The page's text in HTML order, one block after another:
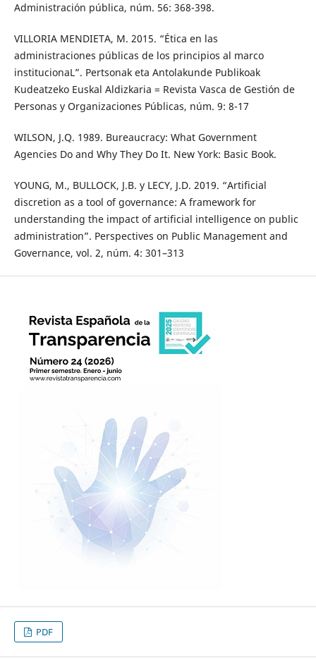
Administración pública, núm. 56: 368-398.
VILLORIA MENDIETA, M. 2015. “Ética en las
administraciones públicas de los principios al marco
institucionaL”. Pertsonak eta Antolakunde Publikoak
Kudeatzeko Euskal Aldizkaria = Revista Vasca de Gestión de
Personas y Organizaciones Públicas, núm. 9: 8-17
WILSON, J.Q. 1989. Bureaucracy: What Government
Agencies Do and Why They Do It. New York: Basic Book.
YOUNG, M., BULLOCK, J.B. y LECY, J.D. 2019. “Artificial
discretion as a tool of governance: A framework for
understanding the impact of artificial intelligence on public
administration”. Perspectives on Public Management and
Governance, vol. 2, núm. 4: 301–313
PDF